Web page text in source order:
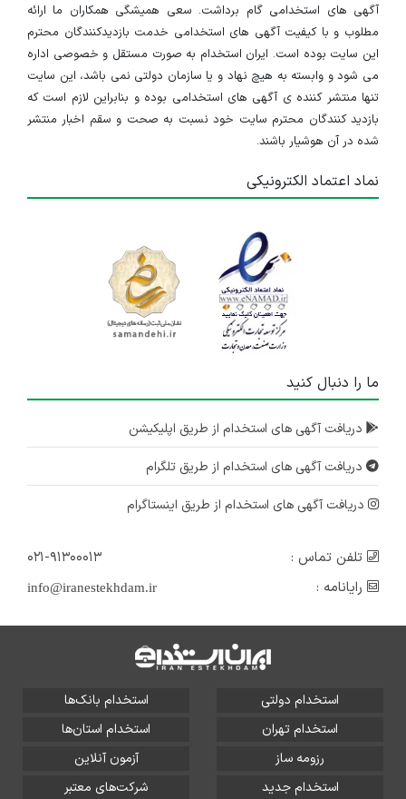
آگهی های استخدامی گام برداشت. سعی همیشگی همکاران ما ارائه
مطلوب و با کیفیت آگهی های استخدامی خدمت بازدیدکنندگان محترم
این سایت بوده است. ایران استخدام به صورت مستقل و خصوصی اداره
می شود و وابسته به هیچ نهاد و یا سازمان دولتی نمی باشد، این سایت
تنها منتشر کننده ی آگهی های استخدامی بوده و بنابراین لازم است که
بازدید کنندگان محترم سایت خود نسبت به صحت و سقم اخبار منتشر
شده در آن هوشیار باشند.
نماد اعتماد الکترونیکی
ما را دنبال کنید
دریافت آگهی های استخدام از طریق اپلیکیشن
دریافت آگهی های استخدام از طریق تلگرام
دریافت آگهی های استخدام از طریق اینستاگرام
تلفن تماس :
۰۲۱-۹۱۳۰۰۰۱۳
رایانامه :
info@iranestekhdam.ir
استخدام دولتی
استخدام بانک‌ها
استخدام تهران
استخدام استان‌ها
رزومه ساز
آزمون آنلاین
استخدام جدید
شرکت‌های معتبر